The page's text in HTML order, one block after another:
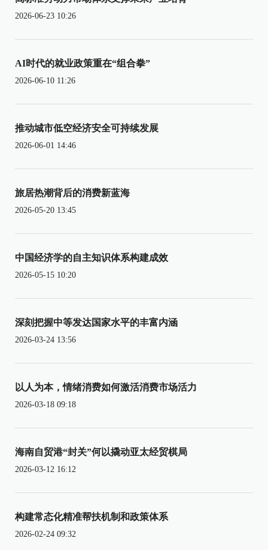
2026-06-23 10:26
AI时代的就业政策重在“组合拳”
2026-06-10 11:26
推动城市低空经济安全可持续发展
2026-06-01 14:46
旅居热潮背后的消费新蓝海
2026-05-20 13:45
中国经济学的自主知识体系构建成效
2026-05-15 10:20
深刻把握中等发达国家水平的丰富内涵
2026-03-24 13:56
以人为本，情绪消费如何激活消费市场活力
2026-03-18 09:18
海南自贸港“封关”何以撬动亚太经贸棋局
2026-03-12 16:12
构建常态化精准帮扶机制和政策体系
2026-02-24 09:32